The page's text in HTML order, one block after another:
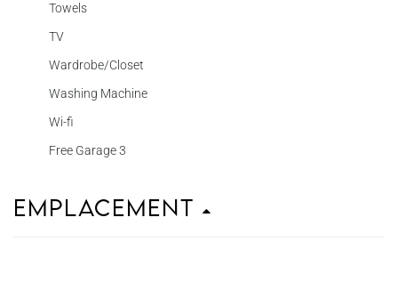
Towels
TV
Wardrobe/Closet
Washing Machine
Wi-fi
Free Garage 3
Emplacement